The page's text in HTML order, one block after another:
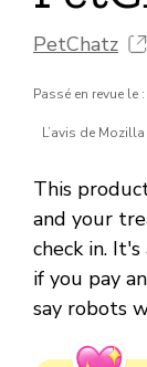
PetChatz
Passé en revue le
L’avis de Mozilla
This
and your
check in.
if you pay
say robots